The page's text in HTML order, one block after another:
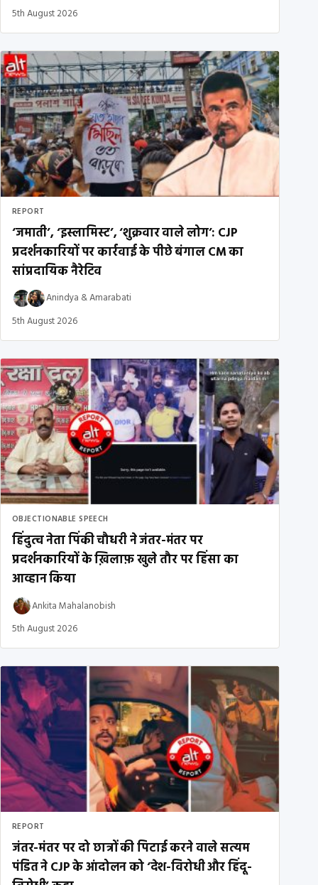
5th August 2026
REPORT
‘जमाती’, ‘इस्लामिस्ट’, ‘शुक्रवार वाले लोग’: CJP
प्रदर्शनकारियों पर कार्रवाई के पीछे बंगाल CM का
सांप्रदायिक नैरेटिव
Anindya &Amarabati
5th August 2026
OBJECTIONABLE SPEECH
हिंदुत्व नेता पिंकी चौधरी ने जंतर-मंतर पर
प्रदर्शनकारियों के ख़िलाफ़ खुले तौर पर हिंसा का
आव्हान किया
Ankita Mahalanobish
5th August 2026
REPORT
जंतर-मंतर पर दो छात्रों की पिटाई करने वाले सत्यम
पंडित ने CJP के आंदोलन को ‘देश-विरोधी और हिंदू-